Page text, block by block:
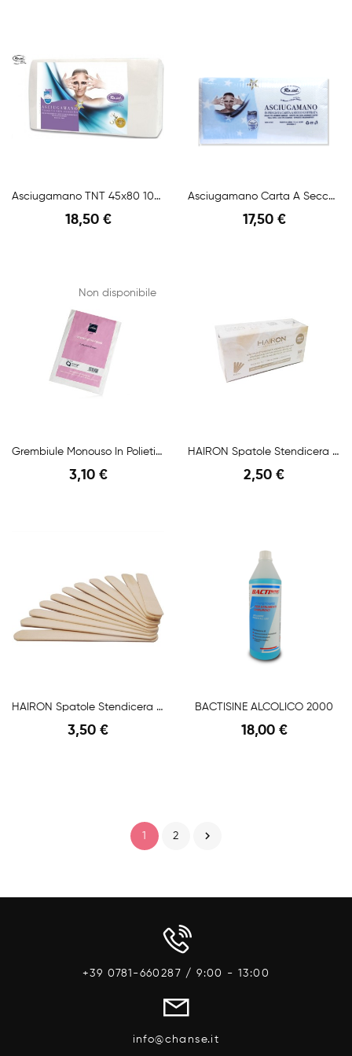
Asciugamano TNT 45x80 100pz Ro.ial.
18,50 €
Asciugamano Carta A Secco 45x80 100pz Ro.ial.
17,50 €
Non disponibile
Grembiule Monouso In Polietilene Bianco
3,10 €
HAIRON Spatole Stendicera Monouso Viso 100pz
2,50 €
HAIRON Spatole Stendicera Monouso Corpo 100pz
3,50 €
BACTISINE ALCOLICO 2000
18,00 €
1 2 
+39 0781-660287 / 9:00 - 13:00
info@chanse.it